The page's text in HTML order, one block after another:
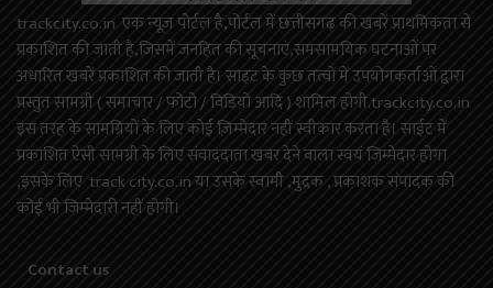
trackcity.co.in एक न्यूज़ पोर्टल है,पोर्टल में छत्तीसगढ़ की खबरें प्राथमिकता से
प्रकाशित की जाती है,जिसमें जनहित की सूचनाएं,समसामयिक घटनाओं पर
अधारित खबरें प्रकाशित की जाती है। साइट के कुछ तत्वों में उपयोगकर्ताओं द्वारा
प्रस्तुत सामग्री ( समाचार / फोटो / विडियो आदि ) शामिल होगी.trackcity.co.in
इस तरह के सामग्रियों के लिए कोई ज़िम्मेदार नहीं स्वीकार करता है। साईट में
प्रकाशित ऐसी सामग्री के लिए संवाददाता खबर देने वाला स्वयं जिम्मेदार होगा
,इसके लिए track city.co.in या उसके स्वामी ,मुद्रक , प्रकाशक संपादक की
कोई भी जिम्मेदारी नहीं होगी।
Contact us